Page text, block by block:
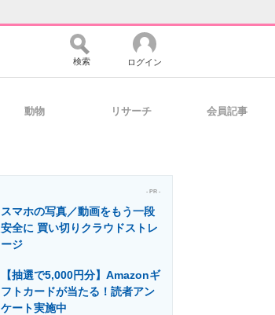
マーケ×ITの今がよく分かる
検索 ログイン
動物 リサーチ 会員記事
- PR -
スマホの写真／動画をもう一段
安全に 買い切りクラウドストレ
ージ
【抽選で5,000円分】Amazonギ
フトカードが当たる！読者アン
ケート実施中